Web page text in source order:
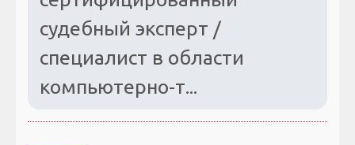
судебный эксперт /
специалист в области
компьютерно-т...